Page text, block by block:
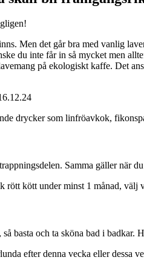
Men det går bra med vanlig
du inte får in så mycket men
på ekologiskt kaffe. Det
drycker som linfröavkok,
Samma gäller när
rött kött under minst 1 månad, välj
basta och ta sköna bad i badkar.
efter denna vecka eller dessa